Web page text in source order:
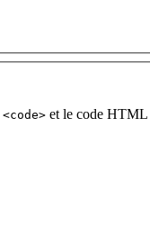
<code> et le code HTML